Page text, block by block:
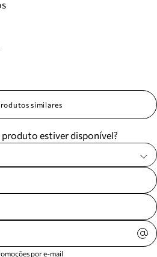
devoluções e mais.
e solicite devoluções.
similares
produto estiver disponível?
por e-mail